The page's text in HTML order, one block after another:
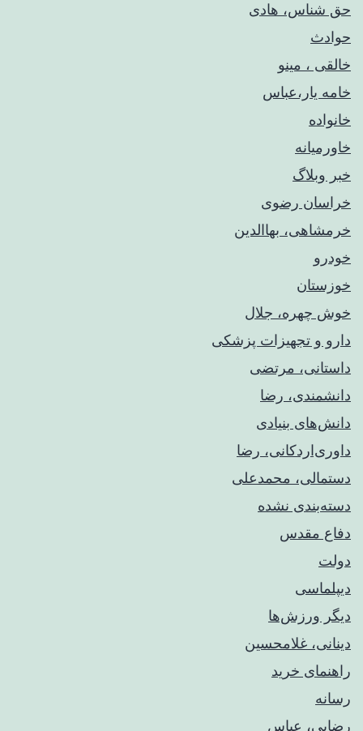
حق شناس، هادی
حوادث
خالقی ، مینو
خامه یار،عباس
خانواده
خاورمیانه
خبر وبلاگ
خراسان رضوی
خرمشاهی، بهاالدین
خودرو
خوزستان
خوش چهره، جلال
دارو و تجهیزات پزشکی
داستانی، مرتضی
دانشمندی، رضا
دانش‌های بنیادی
داوری‌اردکانی، رضا
دستمالی، محمدعلی
دسته‌بندی نشده
دفاع مقدس
دولت
دیپلماسی
دیگر ورزش‌ها
دینانی، غلامحسین
راهنمای خريد
رسانه
رضایی، عباس